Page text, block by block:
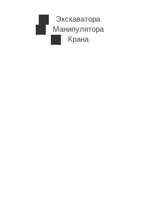
Экскаватора
Манипулятора
Крана